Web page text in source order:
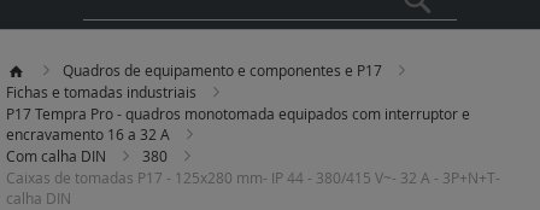
Quadros de equipamento e componentes e P17
Fichas e tomadas industriais
P17 Tempra Pro - quadros monotomada equipados com interruptor e
encravamento 16 a 32 A
Com calha DIN
380
Caixas de tomadas P17 - 125x280 mm- IP 44 - 380/415 V~- 32 A - 3P+N+T-
calha DIN